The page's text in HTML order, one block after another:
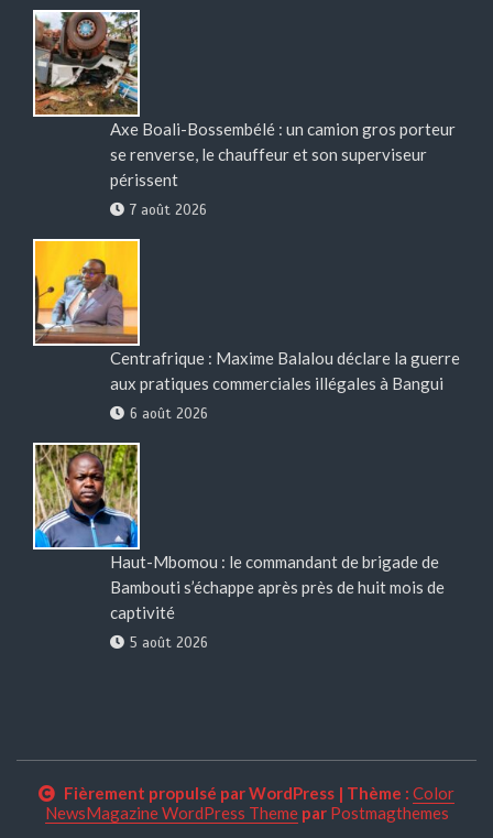
Axe Boali-Bossembélé : un camion gros porteur
se renverse, le chauffeur et son superviseur
périssent
7 août 2026
Centrafrique : Maxime Balalou déclare la guerre
aux pratiques commerciales illégales à Bangui
6 août 2026
Haut-Mbomou : le commandant de brigade de
Bambouti s’échappe après près de huit mois de
captivité
5 août 2026
Fièrement propulsé par WordPress | Thème : Color
NewsMagazine WordPress Themepar Postmagthemes